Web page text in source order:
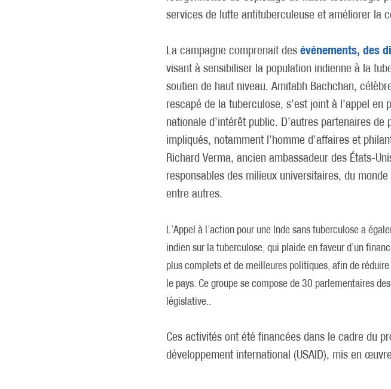
services de lutte antituberculeuse et améliorer la
La campagne comprenait desévénements, des
visant à sensibiliser la population indienne à la
soutien de haut niveau. Amitabh Bachchan,
rescapé de la tuberculose, s’est joint à l’appel en
nationale d’intérêt public. D’autres partenaires
impliqués, notamment l’homme d’affaires et
Richard Verma, ancien ambassadeur des États-
responsables des milieux universitaires, du
entre autres.
L’Appel à l’action pour une Inde sans tuberculose a
indien sur la tuberculose, qui plaide en faveur d’un
plus complets et de meilleures politiques, afin de
le pays. Ce groupe se compose de 30 parlementaires
législative..
Ces activités ont été financées dans le cadre du
développement international (USAID), mis en